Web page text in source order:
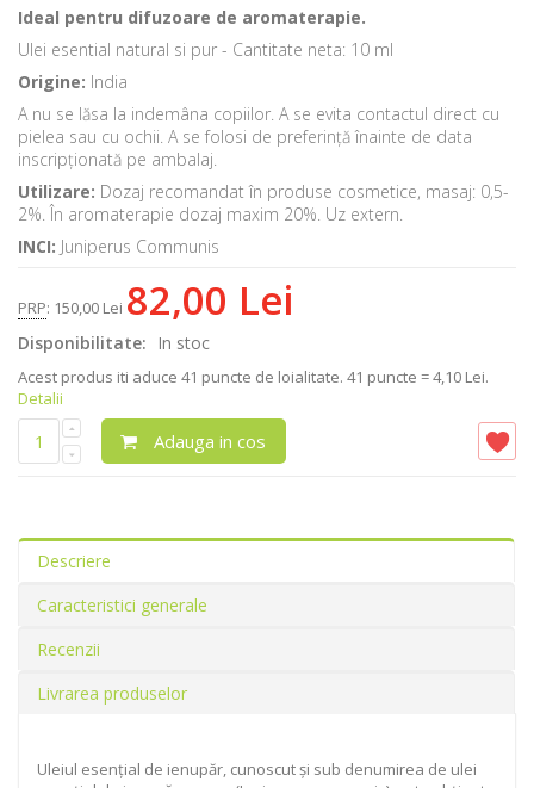
Ideal pentru difuzoare de aromaterapie.
Ulei esential natural si pur - Cantitate neta: 10 ml
Origine: India
A nu se lăsa la indemâna copiilor. A se evita contactul direct cu
pielea sau cu ochii. A se folosi de preferință înainte de data
inscripționată pe ambalaj.
Utilizare: Dozaj recomandat în produse cosmetice, masaj: 0,5-
2%. În aromaterapie dozaj maxim 20%. Uz extern.
INCI: Juniperus Communis
PRP: 150,00 Lei 82,00 Lei
Disponibilitate: In stoc
Acest produs iti aduce 41 puncte de loialitate. 41 puncte = 4,10 Lei.
Detalii
Adauga in cos
Descriere
Caracteristici generale
Recenzii
Livrarea produselor
Uleiul esențial de ienupăr, cunoscut și sub denumirea de ulei